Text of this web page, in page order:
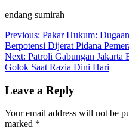
endang sumirah
Post
navigation
Previous: Pakar Hukum:
Berpotensi Dijerat Pidana
Next: Patroli Gabungan Jakarta
Golok Saat Razia Dini Hari
Leave a Reply
Your email address will not be
marked *